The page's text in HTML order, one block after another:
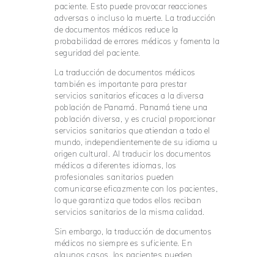
paciente. Esto puede provocar reacciones
adversas o incluso la muerte. La traducción
de documentos médicos reduce la
probabilidad de errores médicos y fomenta la
seguridad del paciente.
La traducción de documentos médicos
también es importante para prestar
servicios sanitarios eficaces a la diversa
población de Panamá. Panamá tiene una
población diversa, y es crucial proporcionar
servicios sanitarios que atiendan a todo el
mundo, independientemente de su idioma u
origen cultural. Al traducir los documentos
médicos a diferentes idiomas, los
profesionales sanitarios pueden
comunicarse eficazmente con los pacientes,
lo que garantiza que todos ellos reciban
servicios sanitarios de la misma calidad.
Sin embargo, la traducción de documentos
médicos no siempre es suficiente. En
algunos casos, los pacientes pueden